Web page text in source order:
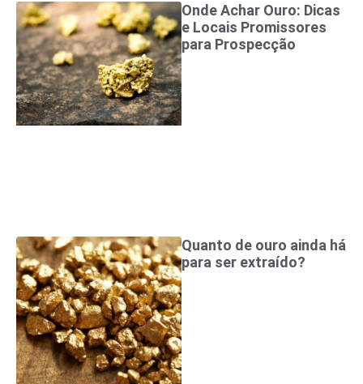
Onde Achar Ouro: Dicas
e Locais Promissores
para Prospecção
Quanto de ouro ainda há
para ser extraído?